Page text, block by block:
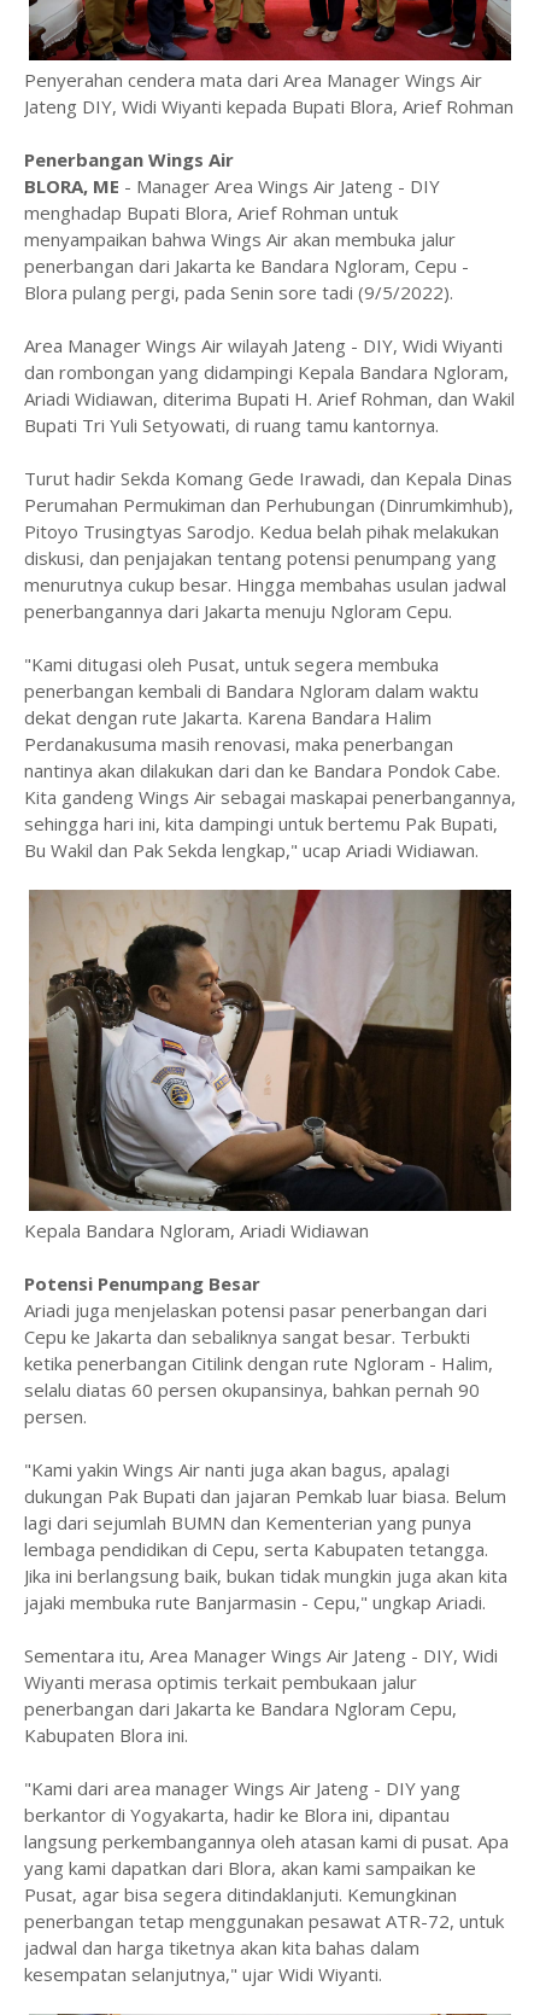
Penyerahan cendera mata dari Area Manager Wings Air
Jateng DIY, Widi Wiyanti kepada Bupati Blora, Arief Rohman
Penerbangan Wings Air
BLORA, ME - Manager Area Wings Air Jateng - DIY
menghadap Bupati Blora, Arief Rohman untuk
menyampaikan bahwa Wings Air akan membuka jalur
penerbangan dari Jakarta ke Bandara Ngloram, Cepu -
Blora pulang pergi, pada Senin sore tadi (9/5/2022).
Area Manager Wings Air wilayah Jateng - DIY, Widi Wiyanti
dan rombongan yang didampingi Kepala Bandara Ngloram,
Ariadi Widiawan, diterima Bupati H. Arief Rohman, dan Wakil
Bupati Tri Yuli Setyowati, di ruang tamu kantornya.
Turut hadir Sekda Komang Gede Irawadi, dan Kepala Dinas
Perumahan Permukiman dan Perhubungan (Dinrumkimhub),
Pitoyo Trusingtyas Sarodjo. Kedua belah pihak melakukan
diskusi, dan penjajakan tentang potensi penumpang yang
menurutnya cukup besar. Hingga membahas usulan jadwal
penerbangannya dari Jakarta menuju Ngloram Cepu.
"Kami ditugasi oleh Pusat, untuk segera membuka
penerbangan kembali di Bandara Ngloram dalam waktu
dekat dengan rute Jakarta. Karena Bandara Halim
Perdanakusuma masih renovasi, maka penerbangan
nantinya akan dilakukan dari dan ke Bandara Pondok Cabe.
Kita gandeng Wings Air sebagai maskapai penerbangannya,
sehingga hari ini, kita dampingi untuk bertemu Pak Bupati,
Bu Wakil dan Pak Sekda lengkap," ucap Ariadi Widiawan.
Kepala Bandara Ngloram, Ariadi Widiawan
Potensi Penumpang Besar
Ariadi juga menjelaskan potensi pasar penerbangan dari
Cepu ke Jakarta dan sebaliknya sangat besar. Terbukti
ketika penerbangan Citilink dengan rute Ngloram - Halim,
selalu diatas 60 persen okupansinya, bahkan pernah 90
persen.
"Kami yakin Wings Air nanti juga akan bagus, apalagi
dukungan Pak Bupati dan jajaran Pemkab luar biasa. Belum
lagi dari sejumlah BUMN dan Kementerian yang punya
lembaga pendidikan di Cepu, serta Kabupaten tetangga.
Jika ini berlangsung baik, bukan tidak mungkin juga akan kita
jajaki membuka rute Banjarmasin - Cepu," ungkap Ariadi.
Sementara itu, Area Manager Wings Air Jateng - DIY, Widi
Wiyanti merasa optimis terkait pembukaan jalur
penerbangan dari Jakarta ke Bandara Ngloram Cepu,
Kabupaten Blora ini.
"Kami dari area manager Wings Air Jateng - DIY yang
berkantor di Yogyakarta, hadir ke Blora ini, dipantau
langsung perkembangannya oleh atasan kami di pusat. Apa
yang kami dapatkan dari Blora, akan kami sampaikan ke
Pusat, agar bisa segera ditindaklanjuti. Kemungkinan
penerbangan tetap menggunakan pesawat ATR-72, untuk
jadwal dan harga tiketnya akan kita bahas dalam
kesempatan selanjutnya," ujar Widi Wiyanti.